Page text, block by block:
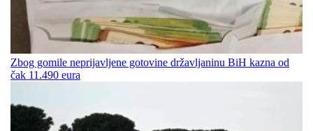
Zbog gomile neprijavljene gotovine državljaninu BiH kazna od
čak 11.490 eura